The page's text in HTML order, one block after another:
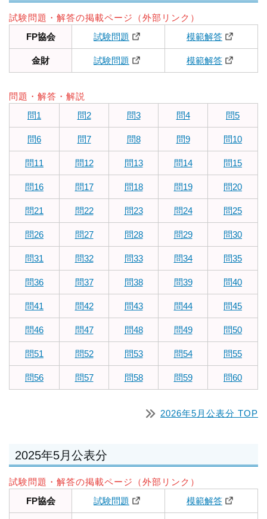
試験問題・解答の掲載ページ（外部リンク）
FP協会
試験問題 模範解答
金財 試験問題 模範解答
問題・解答・解説
問1
問2 問3 問4 問5
問6 問7 問8 問9 問10
問11 問12 問13 問14 問15
問16 問17 問18 問19 問20
問21 問22 問23 問24 問25
問26 問27 問28 問29 問30
問31 問32 問33 問34 問35
問36 問37 問38 問39 問40
問41 問42 問43 問44 問45
問46 問47 問48 問49 問50
問51 問52 問53 問54 問55
問56 問57 問58 問59 問60
2026年5月公表分 TOP
2025年5月公表分
試験問題・解答の掲載ページ（外部リンク）
FP協会
試験問題 模範解答